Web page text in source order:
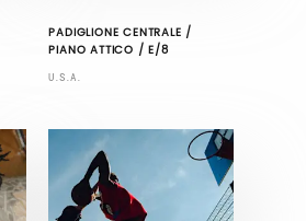
PADIGLIONE CENTRALE /
PIANO ATTICO / E/8
U.S.A.